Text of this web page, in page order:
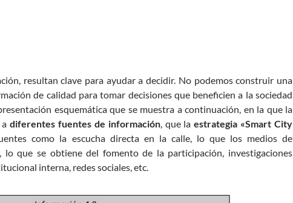
resultan clave para ayudar a decidir. No podemos construir una
de calidad para tomar decisiones que beneficien a la sociedad
esquemática que se muestra a continuación, en la que la
diferentes fuentes de información, que la estrategia «Smart City
como la escucha directa en la calle, lo que los medios de
lo que se obtiene del fomento de la participación, investigaciones
interna, redes sociales, etc.